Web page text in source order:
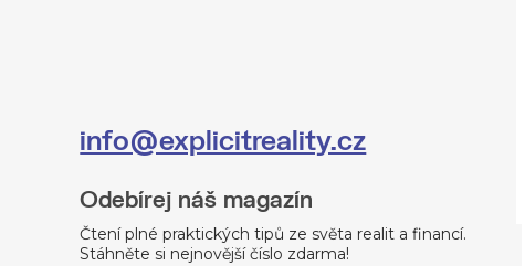
info@explicitreality.cz
Odebírej náš magazín